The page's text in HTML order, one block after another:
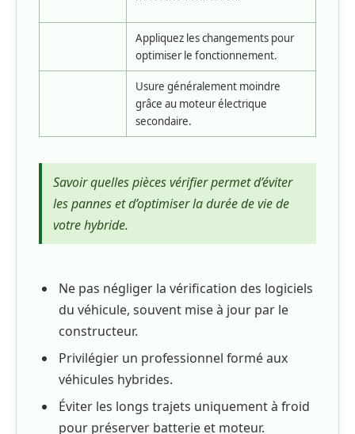
Appliquez les changements pour
optimiser le fonctionnement.
Usure généralement moindre
grâce au moteur électrique
secondaire.
Savoir quelles pièces vérifier permet d’éviter
les pannes et d’optimiser la durée de vie de
votre hybride.
Ne pas négliger la vérification des logiciels
du véhicule, souvent mise à jour par le
constructeur.
Privilégier un professionnel formé aux
véhicules hybrides.
Éviter les longs trajets uniquement à froid
pour préserver batterie et moteur.